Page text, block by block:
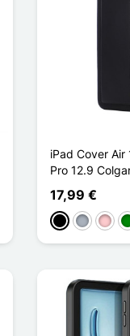
iPad Cover
Pro 12.9
17,99 €
NegroGris Rosa